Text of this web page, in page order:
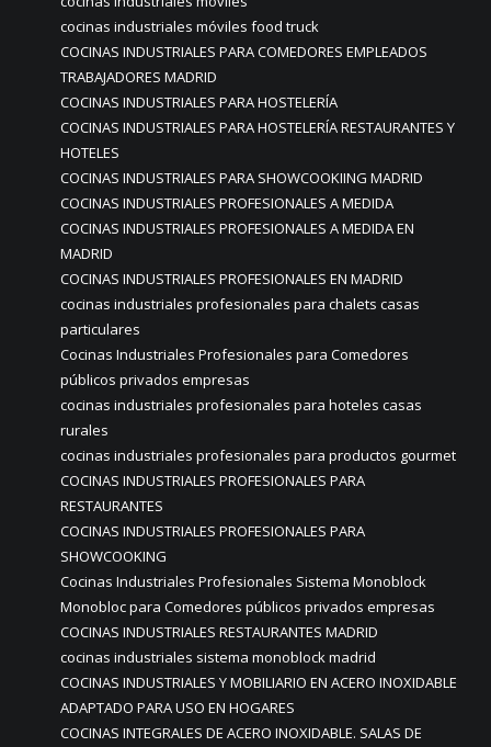
cocinas industriales móviles food truck
COCINAS INDUSTRIALES PARA COMEDORES EMPLEADOS
TRABAJADORES MADRID
COCINAS INDUSTRIALES PARA HOSTELERÍA
COCINAS INDUSTRIALES PARA HOSTELERÍA RESTAURANTES Y
HOTELES
COCINAS INDUSTRIALES PARA SHOWCOOKIING MADRID
COCINAS INDUSTRIALES PROFESIONALES A MEDIDA
COCINAS INDUSTRIALES PROFESIONALES A MEDIDA EN
MADRID
COCINAS INDUSTRIALES PROFESIONALES EN MADRID
cocinas industriales profesionales para chalets casas
particulares
Cocinas Industriales Profesionales para Comedores
públicos privados empresas
cocinas industriales profesionales para hoteles casas
rurales
cocinas industriales profesionales para productos gourmet
COCINAS INDUSTRIALES PROFESIONALES PARA
RESTAURANTES
COCINAS INDUSTRIALES PROFESIONALES PARA
SHOWCOOKING
Cocinas Industriales Profesionales Sistema Monoblock
Monobloc para Comedores públicos privados empresas
COCINAS INDUSTRIALES RESTAURANTES MADRID
cocinas industriales sistema monoblock madrid
COCINAS INDUSTRIALES Y MOBILIARIO EN ACERO INOXIDABLE
ADAPTADO PARA USO EN HOGARES
COCINAS INTEGRALES DE ACERO INOXIDABLE. SALAS DE